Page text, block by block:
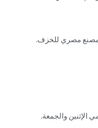
مصنع مصري للخزف.